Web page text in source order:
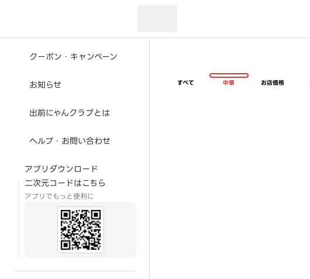
クーポン・キャンペーン
お知らせ
出前にゃんクラブとは
ヘルプ・お問い合わせ
アプリダウンロード
二次元コードはこちら
アプリでもっと便利に
すべて 中華 お店価格